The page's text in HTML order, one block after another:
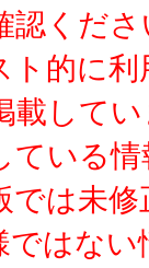
くださ
的に利
してい
ている
では未修
ではない